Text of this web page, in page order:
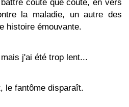
coûte que coûte, en vers
la maladie, un autre des
histoire émouvante.
j'ai été trop lent...
le fantôme disparaît.